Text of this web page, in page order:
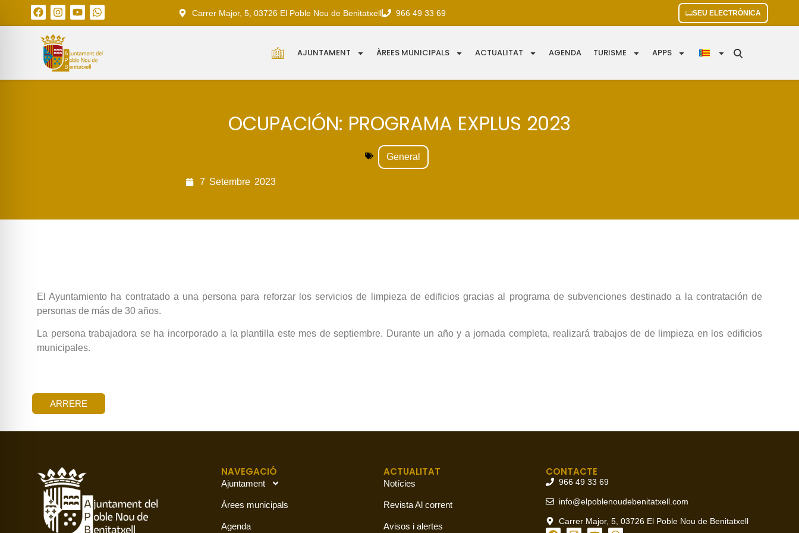
Carrer Major, 5, 03726 El Poble Nou de Benitatxell 966 49 33 69 SEU ELECTRÒNICA
AJUNTAMENT ÀREES MUNICIPALS ACTUALITAT AGENDA TURISME APPS
OCUPACIÓN: PROGRAMA EXPLUS 2023
General
7 Setembre 2023
El Ayuntamiento ha contratado a una persona para reforzar los servicios de limpieza de edificios gracias al programa de subvenciones destinado a la contratación de
personas de más de 30 años.
La persona trabajadora se ha incorporado a la plantilla este mes de septiembre. Durante un año y a jornada completa, realizará trabajos de de limpieza en los edificios
municipales.
ARRERE
NAVEGACIÓ
Ajuntament
Àrees municipals
Agenda
ACTUALITAT
Notícies
Revista Al corrent
Avisos i alertes
CONTACTE
966 49 33 69
info@elpoblenoudebenitatxell.com
Carrer Major, 5, 03726 El Poble Nou de Benitatxell